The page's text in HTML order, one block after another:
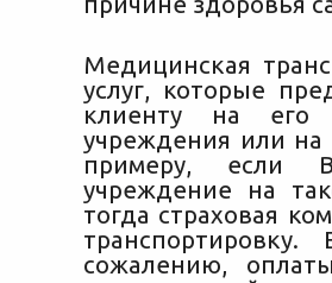
Медицинская
услуг, которые
клиенту на его
учреждения или на
примеру, если
учреждение на
тогда страховая
сожалению,